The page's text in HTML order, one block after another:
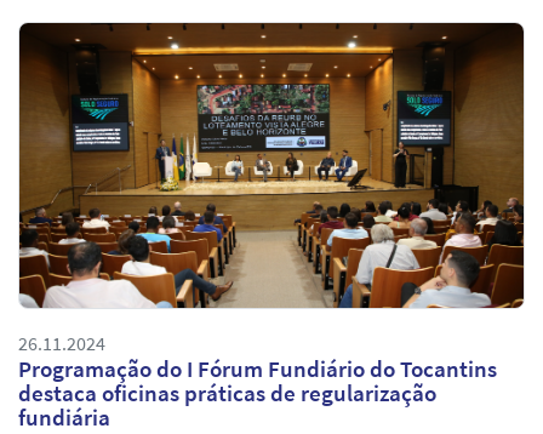
26.11.2024
Programação do I Fórum Fundiário do Tocantins
destaca oficinas práticas de regularização
fundiária